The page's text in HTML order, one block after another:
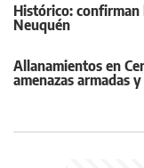
Histórico:
Neuquén
Allanamientos en
amenazas armadas